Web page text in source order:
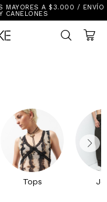
MAYORES A $3.000 / ENVÍO
CANELONES
Tops